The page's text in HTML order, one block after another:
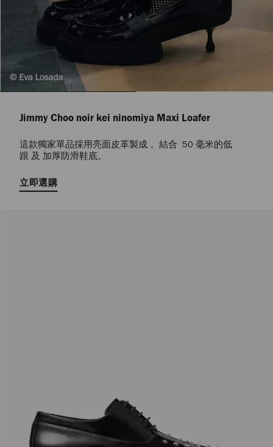
Jimmy Choo noir kei ninomiya Maxi Loafer
這款獨家單品採用亮面皮革製成， 結合 50 毫米的低
跟 及 加厚防滑鞋底。
立即選購